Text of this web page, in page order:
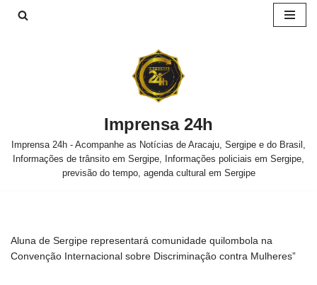
Imprensa 24h
Imprensa 24h - Acompanhe as Notícias de Aracaju, Sergipe e do Brasil,
Informações de trânsito em Sergipe, Informações policiais em Sergipe,
previsão do tempo, agenda cultural em Sergipe
Aluna de Sergipe representará comunidade quilombola na
Convenção Internacional sobre Discriminação contra Mulheres”